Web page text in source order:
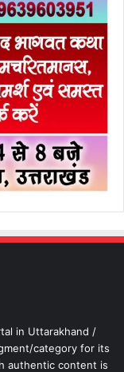
in Uttarakhand /
category for its
authentic content is